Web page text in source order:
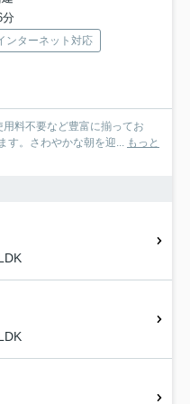
分
ンターネット対応
料不要など豊富に揃ってお
す。さわやかな朝を迎... もっと